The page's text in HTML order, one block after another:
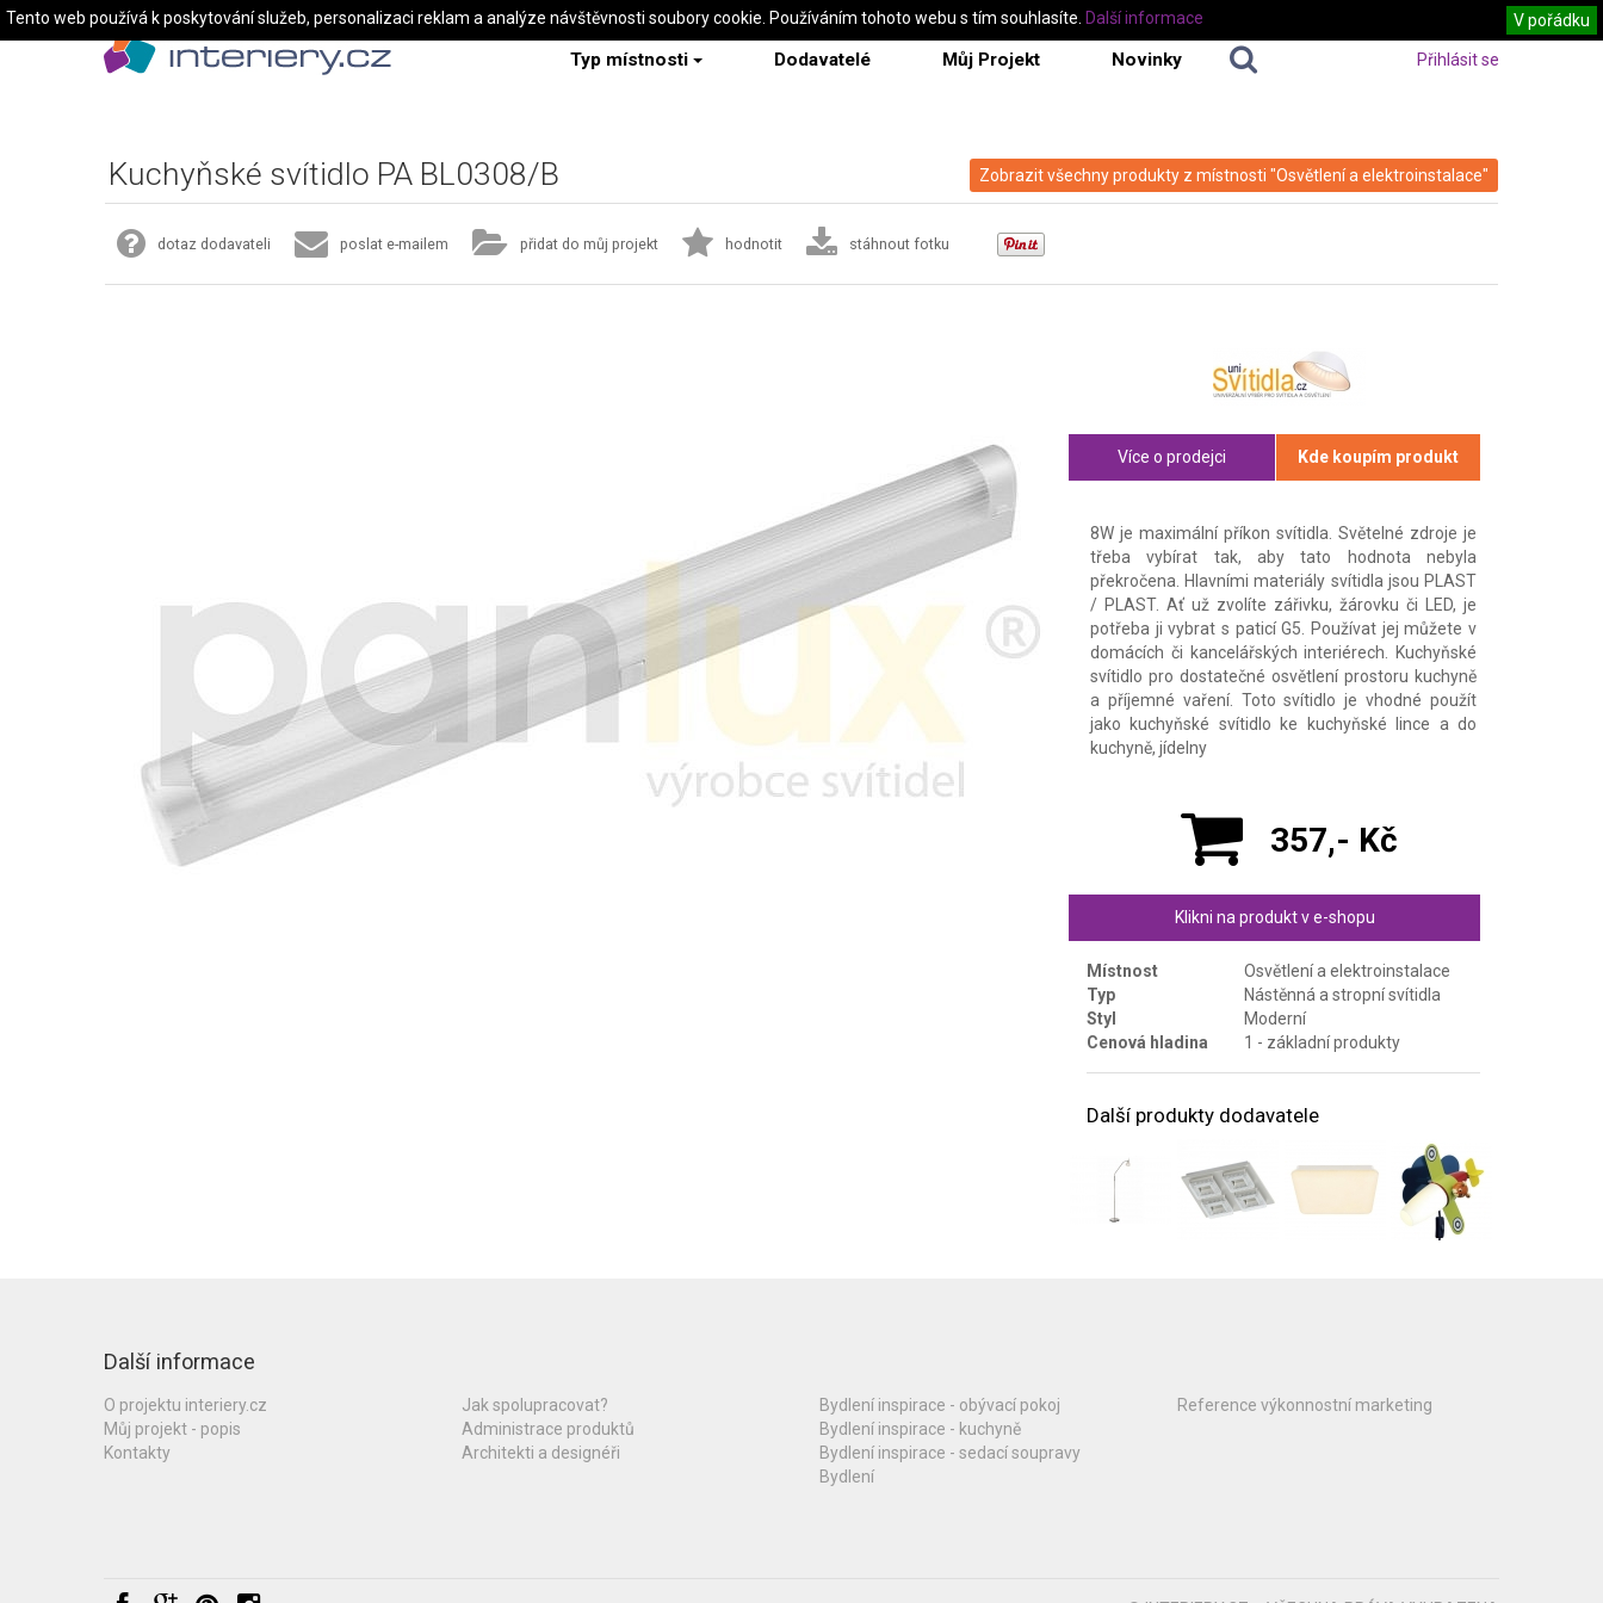
Typ místnosti Dodavatelé Můj Projekt Novinky Přihlásit se
Zobrazit všechny produkty z místnosti "Osvětlení a elektroinstalace"
Kuchyňské svítidlo PA BL0308/B
dotaz dodavateli poslat e-mailem přidat do můj projekt hodnotit stáhnout fotku
Více o prodejci Kde koupím produkt
8W je maximální příkon svítidla. Světelné zdroje je
třeba vybírat tak, aby tato hodnota nebyla
překročena. Hlavními materiály svítidla jsou PLAST
/ PLAST. Ať už zvolíte zářivku, žárovku či LED, je
potřeba ji vybrat s paticí G5. Používat jej můžete v
domácích či kancelářských interiérech. Kuchyňské
svítidlo pro dostatečné osvětlení prostoru kuchyně
a příjemné vaření. Toto svítidlo je vhodné použít
jako kuchyňské svítidlo ke kuchyňské lince a do
kuchyně, jídelny
357,- Kč
Klikni na produkt v e-shopu
Místnost
Osvětlení a elektroinstalace
Typ
Nástěnná a stropní svítidla
Styl
Moderní
Cenová hladina
1 - základní produkty
Další produkty dodavatele
Další informace
O projektu interiery.cz
Můj projekt - popis
Kontakty
Jak spolupracovat?
Administrace produktů
Architekti a designéři
Bydlení inspirace - obývací pokoj
Bydlení inspirace - kuchyně
Bydlení inspirace - sedací soupravy
Bydlení
Reference výkonnostní marketing
Tento web používá k poskytování služeb, personalizaci reklam a analýze návštěvnosti soubory cookie. Používáním tohoto webu s tím souhlasíte. V pořádku
Další informace